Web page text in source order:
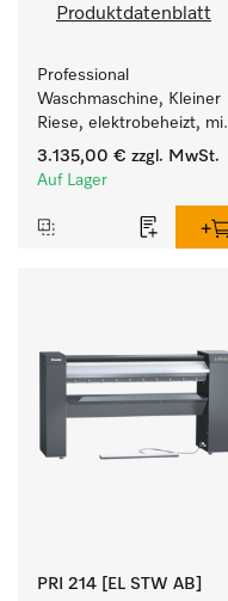
Produktdatenblatt
Professional
Waschmaschine, Kleiner
Riese, elektrobeheizt, mit
Ablaufpumpe und einer
kürzesten Laufzeit von
Wäschedurchsatz.
3.135,00 € zzgl. MwSt.
Auf Lager
PRI 214 [EL STW AB]